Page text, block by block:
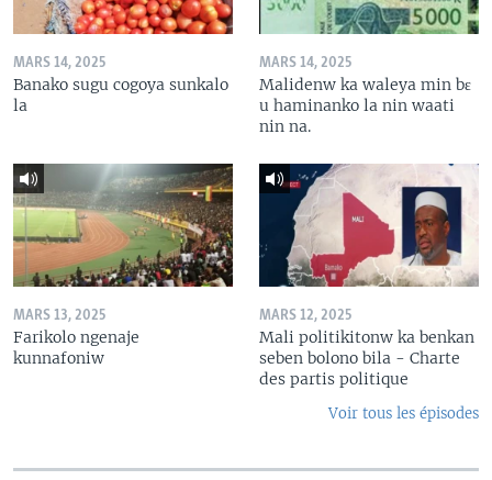
MARS 14, 2025
Banako sugu cogoya sunkalo
la
MARS 14, 2025
Malidenw ka waleya min bɛ
u haminanko la nin waati
nin na.
MARS 13, 2025
Farikolo ngenaje
kunnafoniw
MARS 12, 2025
Mali politikitonw ka benkan
seben bolono bila - Charte
des partis politique
Voir tous les épisodes